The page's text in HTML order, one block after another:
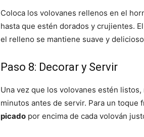
Coloca los volovanes rellenos en el
hasta que estén dorados y crujientes.
el relleno se mantiene suave y
Paso 8: Decorar y Servir
Una vez que los volovanes estén
minutos antes de servir. Para un
picado por encima de cada volován